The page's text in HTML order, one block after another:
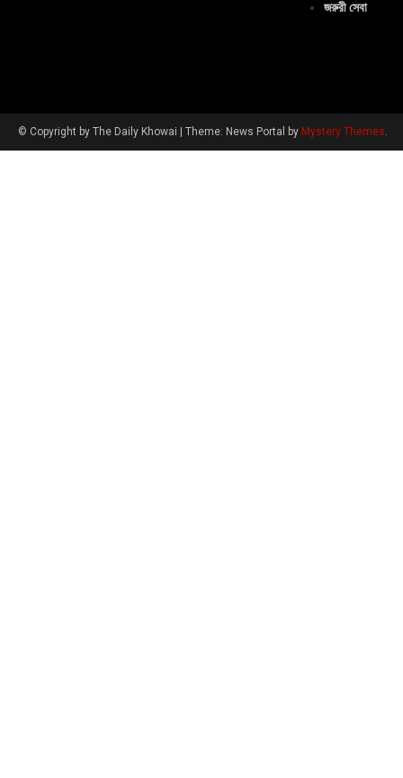
জরুরী সেবা
© Copyright by The Daily Khowai Theme: News Portal by Mystery Themes.